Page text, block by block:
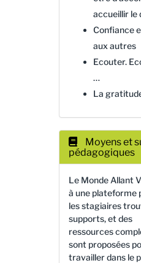
accueillir le
Confiance
aux autres
Ecouter.
…
La
Moyens et
pédagogiques
Le Monde Allant
à une plateforme
les stagiaires
supports, et des
ressources
sont proposées
travailler dans le